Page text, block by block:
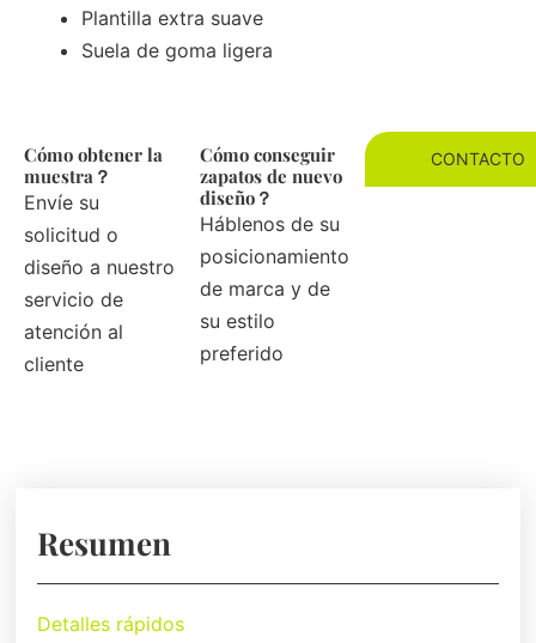
Plantilla extra suave
Suela de goma ligera
Cómo obtener la
muestra？
Envíe su
solicitud o
diseño a nuestro
servicio de
atención al
cliente
Cómo conseguir
zapatos de nuevo
diseño？
Háblenos de su
posicionamiento
de marca y de
su estilo
preferido
CONTACTO
Resumen
Detalles rápidos